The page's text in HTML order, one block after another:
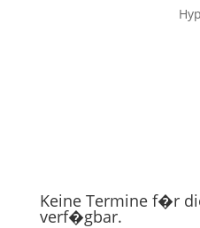
Keine Termine f�r
verf�gbar.